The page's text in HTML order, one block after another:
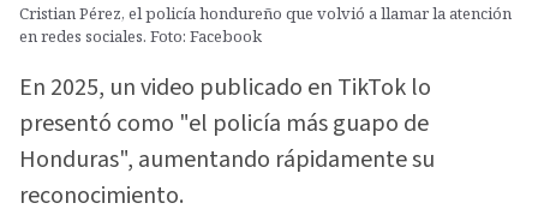
Cristian Pérez, el policía hondureño que volvió a llamar la atención
en redes sociales. Foto: Facebook
En 2025, un video publicado en TikTok lo
presentó como "el policía más guapo de
Honduras", aumentando rápidamente su
reconocimiento.